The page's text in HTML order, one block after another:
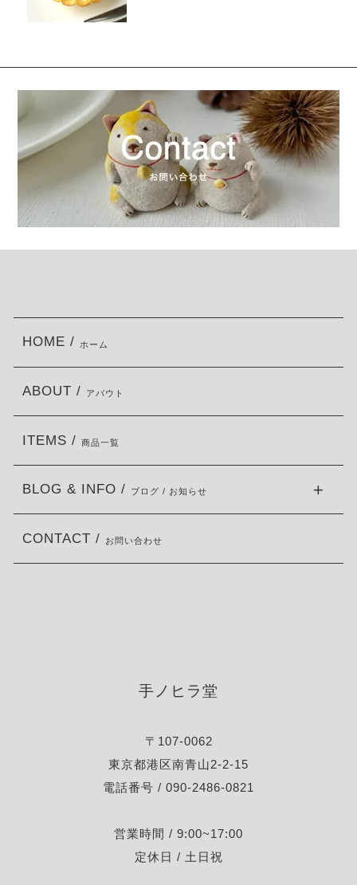
手ノヒラ堂
〒107-0062
東京都港区南青山2-2-15
電話番号 / 090-2486-0821
営業時間 / 9:00~17:00
定休日 / 土日祝
HOME / ホーム
ABOUT / アバウト
ITEMS / 商品一覧
BLOG & INFO / ブログ / お知らせ
CONTACT / お問い合わせ